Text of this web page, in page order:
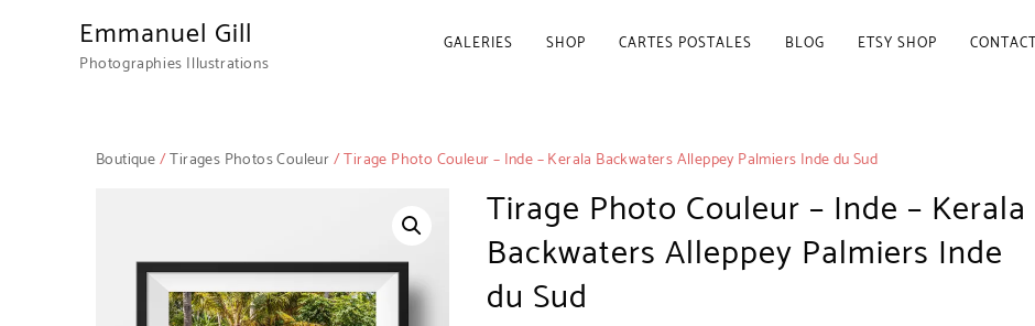
Emmanuel Gill
Photographies Illustrations
GALERIES SHOP CARTES POSTALES BLOG ETSY SHOP
Boutique/Tirages Photos Couleur/ Tirage Photo Couleur – Inde – Kerala Backwaters Alleppey Palmiers Inde du Sud
Tirage Photo Couleur – Inde – Kerala
Backwaters Alleppey Palmiers Inde
du Sud